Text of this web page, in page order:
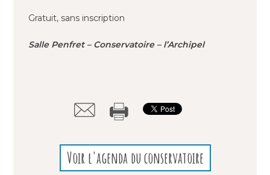
Gratuit, sans inscription
Salle Penfret – Conservatoire – l’Archipel
Voir l'agenda du conservatoire